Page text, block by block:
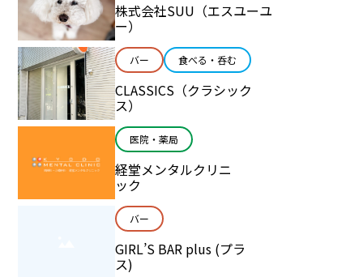
株式会社SUU（エスユーユ
ー）
バー 食べる・呑む
CLASSICS（クラシック
ス）
医院・薬局
経堂メンタルクリニ
ック
バー
GIRL’S BAR plus (プラ
ス)